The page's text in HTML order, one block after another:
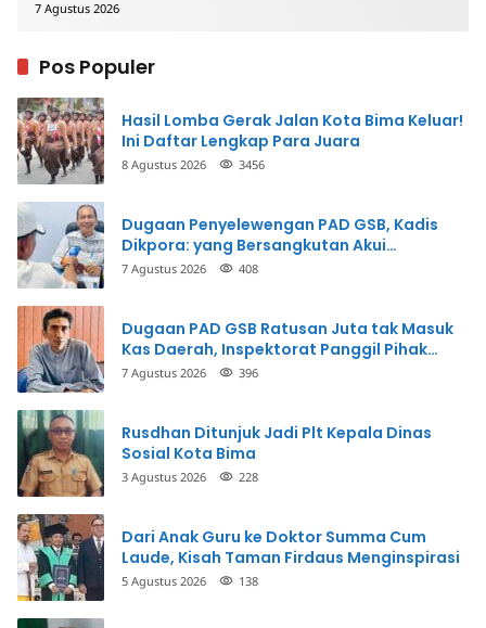
7 Agustus 2026
Pos Populer
Hasil Lomba Gerak Jalan Kota Bima Keluar!
Ini Daftar Lengkap Para Juara
8 Agustus 2026 3456
Dugaan Penyelewengan PAD GSB, Kadis
Dikpora: yang Bersangkutan Akui
Perbuatannya dan Siap Mengembalikan
7 Agustus 2026 408
Dugaan PAD GSB Ratusan Juta tak Masuk
Kas Daerah, Inspektorat Panggil Pihak
Terkait
7 Agustus 2026 396
Rusdhan Ditunjuk Jadi Plt Kepala Dinas
Sosial Kota Bima
3 Agustus 2026 228
Dari Anak Guru ke Doktor Summa Cum
Laude, Kisah Taman Firdaus Menginspirasi
5 Agustus 2026 138